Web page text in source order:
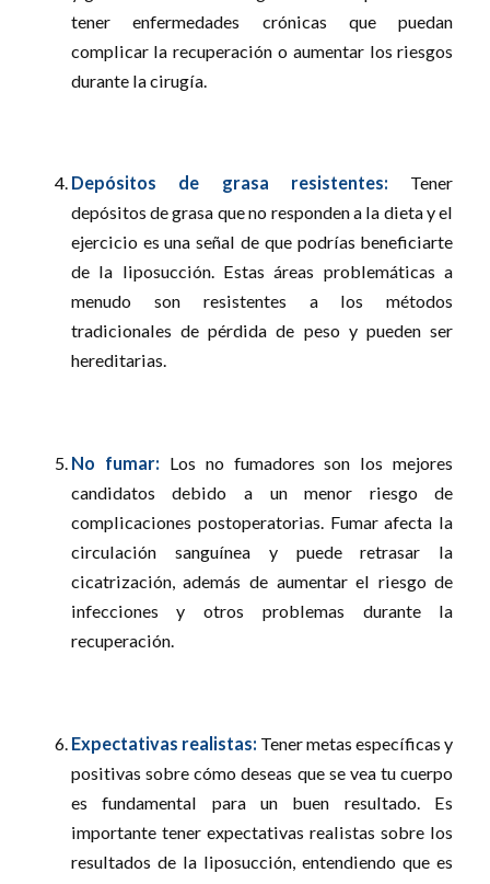
tener enfermedades crónicas que puedan
complicar la recuperación o aumentar los riesgos
durante la cirugía.
Depósitos de grasa resistentes: Tener
depósitos de grasa que no responden a la dieta y el
ejercicio es una señal de que podrías beneficiarte
de la liposucción. Estas áreas problemáticas a
menudo son resistentes a los métodos
tradicionales de pérdida de peso y pueden ser
hereditarias.
No fumar: Los no fumadores son los mejores
candidatos debido a un menor riesgo de
complicaciones postoperatorias. Fumar afecta la
circulación sanguínea y puede retrasar la
cicatrización, además de aumentar el riesgo de
infecciones y otros problemas durante la
recuperación.
Expectativas realistas: Tener metas específicas y
positivas sobre cómo deseas que se vea tu cuerpo
es fundamental para un buen resultado. Es
importante tener expectativas realistas sobre los
resultados de la liposucción, entendiendo que es